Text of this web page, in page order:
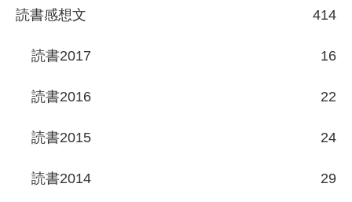
読書感想文 414
読書2017 16
読書2016 22
読書2015 24
読書2014 29